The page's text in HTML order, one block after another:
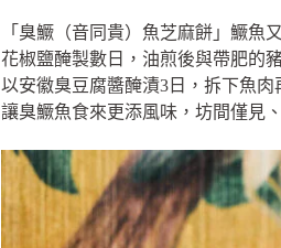
「臭鱖（音同貴）魚芝麻餅」鱖
花椒鹽醃製數日，油煎後與帶肥的
以安徽臭豆腐醬醃漬3日，拆下魚
讓臭鱖魚食來更添風味，坊間僅見